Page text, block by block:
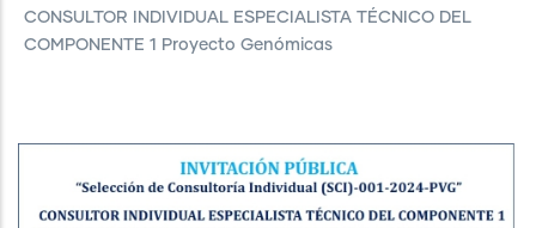
CONSULTOR INDIVIDUAL ESPECIALISTA TÉCNICO DEL
COMPONENTE 1 Proyecto Genómicas